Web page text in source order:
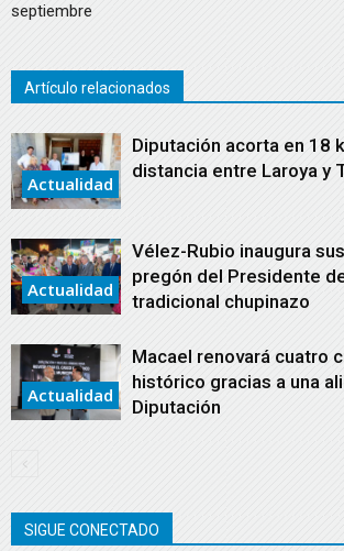
septiembre
Artículo relacionados
Actualidad
Diputación acorta en 18
distancia entre Laroya y
Actualidad
Vélez-Rubio inaugura
pregón del Presidente
tradicional chupinazo
Actualidad
Macael renovará cuatro
histórico gracias a una
Diputación
SIGUE CONECTADO